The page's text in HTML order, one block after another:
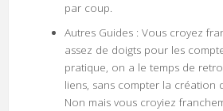
par coup.
Autres Guides : Vous croyez
assez de doigts pour les
pratique, on a le temps de
liens, sans compter la création
Non mais vous croyiez